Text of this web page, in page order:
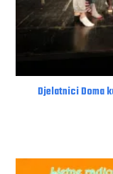
Djelatnici Doma